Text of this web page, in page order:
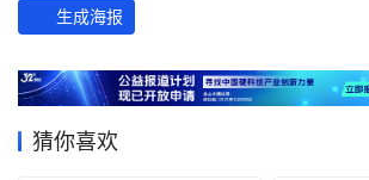
经
数
据
生成海报
猜你喜欢